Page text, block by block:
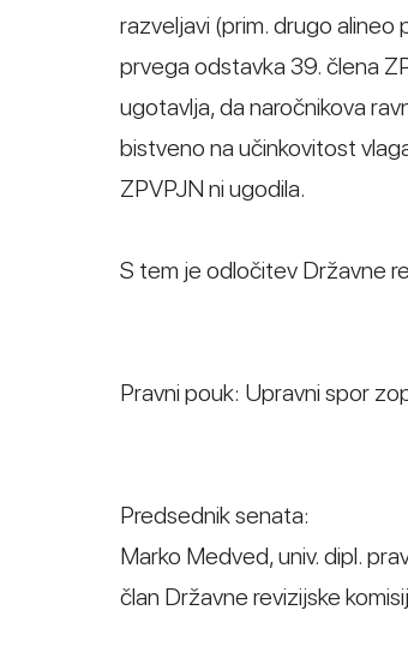
razveljavi (prim. drugo alineo
prvega odstavka 39. člena
ugotavlja, da naročnikova
bistveno na učinkovitost
ZPVPJN ni ugodila.
S tem je odločitev Državne
Pravni pouk: Upravni spor
Predsednik senata:
Marko Medved, univ. dipl.
član Državne revizijske